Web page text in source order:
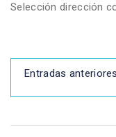
Selección dirección
Entradas anteriores